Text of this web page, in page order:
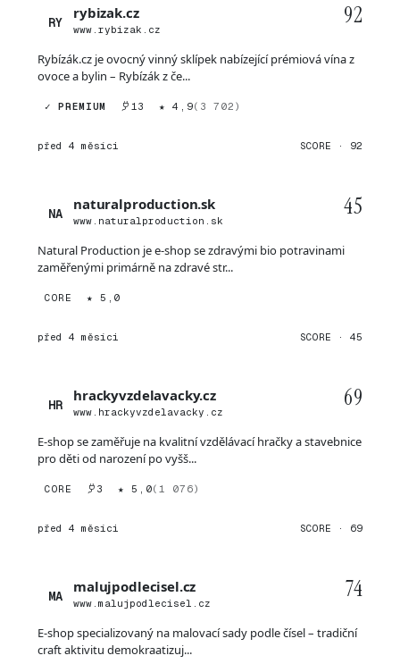
RY
rybizak.cz
www.rybizak.cz
92
Rybízák.cz je ovocný vinný sklípek nabízející prémiová vína z
ovoce a bylin – Rybízák z če...
✓ PREMIUM 13 ★ 4,9(3 702)
před 4 měsíci SCORE · 92
NA
naturalproduction.sk
www.naturalproduction.sk
45
Natural Production je e-shop se zdravými bio potravinami
zaměřenými primárně na zdravé str...
CORE ★ 5,0
před 4 měsíci SCORE · 45
HR
hrackyvzdelavacky.cz
www.hrackyvzdelavacky.cz
69
E-shop se zaměřuje na kvalitní vzdělávací hračky a stavebnice
pro děti od narození po vyšš...
CORE 3 ★ 5,0(1 076)
před 4 měsíci SCORE · 69
MA
malujpodlecisel.cz
www.malujpodlecisel.cz
74
E-shop specializovaný na malovací sady podle čísel – tradiční
craft aktivitu demokraatizuj...